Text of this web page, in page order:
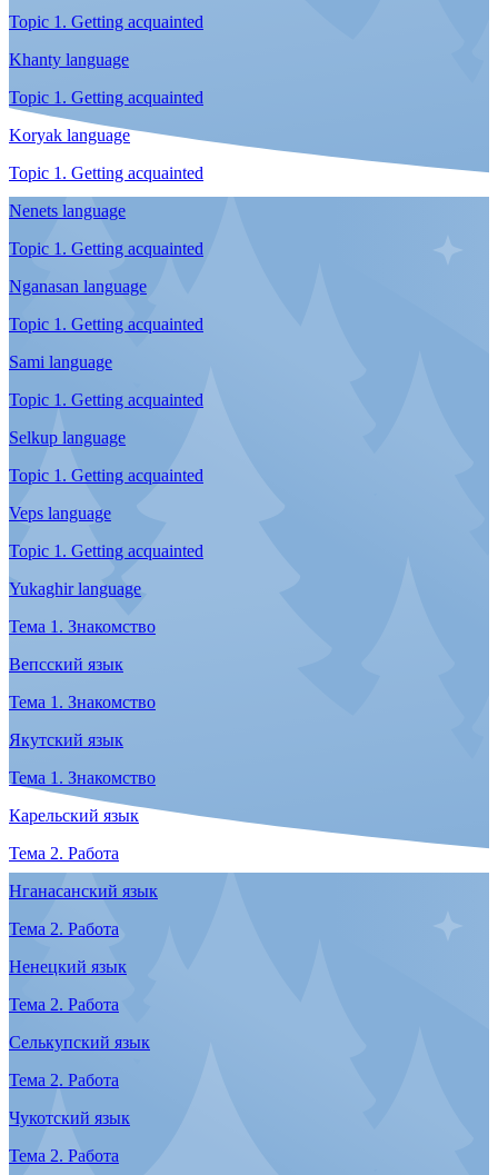
Кухня коренных народов полуострова
Деликатесы не для всех
Еда чукчей и эскимосов
Треску трескать
Саамская национальная кухня
Туризм Смотреть все
Этнография в Арктике: подборка для путешественника
Где познакомиться с коренными народами Севера
Туристу на заметку
Правила арктического путешественника
Музейные ценности
Экскурсия по главным экспозициям арктических регионов
Языки
Смотреть все
Будь добр
Видеоинтервью с вепсянкой Анной Анхимовой
Я из эвенов. А ты кто?
Видеоинтервью Нины Игнатенко
Стихи – поющие слова
Интервью с переводчиком Геннадием Кельчиным
Языковые курсы
Нганасанский язык
выпускник Норильского колледжа искусств, житель города
Дудинка. В первом выпуске Алексей расскажет о себе, о
своей родине и немного о работе. В конце ролика вы сможете
выучить несколько полезных фраз и закрепить произношение.
Тема 1. Знакомство
Долганский язык
Тема 1. Знакомство